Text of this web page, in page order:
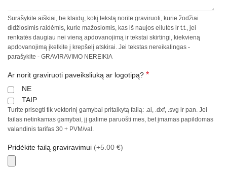
Surašykite aiškiai, be klaidų, kokį tekstą norite graviruoti, kurie žodžiai
didžiosimis raidėmis, kurie mažosiomis, kas iš naujos eilutės ir t.t., jei
renkatės daugiau nei vieną apdovanojimą ir tekstai skirtingi, kiekvieną
apdovanojimą įkelkite į krepšelį atskirai. Jei tekstas nereikalingas -
parašykite - GRAVIRAVIMO NEREIKIA
Ar norit graviruoti paveiksliuką ar logotipą? *
NE
TAIP
Turite prisegti tik vektorinį gamybai pritaikytą failą: .ai, .dxf, .svg ir pan. Jei
failas netinkamas gamybai, jį galime paruošti mes, bet įmamas papildomas
valandinis tarifas 30 + PVM/val.
Pridėkite failą graviravimui (+5.00 €)